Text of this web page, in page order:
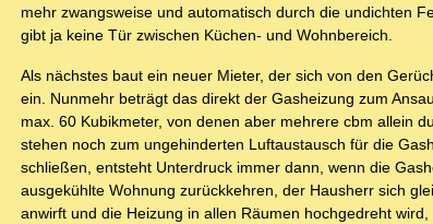
mehr zwangsweise und automatisch durch die undichten
gibt ja keine Tür zwischen Küchen- und Wohnbereich.
Als nächstes baut ein neuer Mieter, der sich von den
ein. Nunmehr beträgt das direkt der Gasheizung zum
max. 60 Kubikmeter, von denen aber mehrere cbm allein
stehen noch zum ungehinderten Luftaustausch für die
schließen, entsteht Unterdruck immer dann, wenn die
ausgekühlte Wohnung zurückkehren, der Hausherr sich
anwirft und die Heizung in allen Räumen hochgedreht